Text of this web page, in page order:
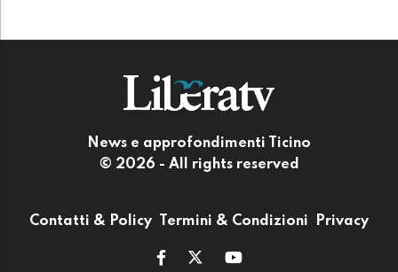
News e approfondimenti Ticino
© 2026 - All rights reserved
Contatti & Policy Termini & Condizioni Privacy